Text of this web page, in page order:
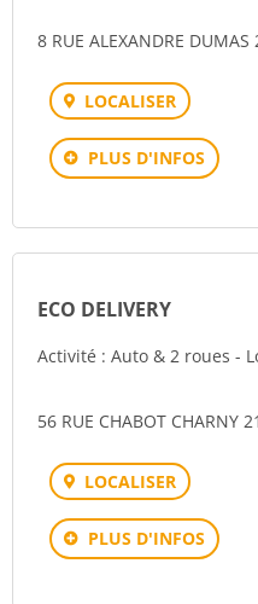
8 RUE ALEXANDRE DUMAS
LOCALISER
PLUS D'INFOS
ECO DELIVERY
Activité : Auto & 2 roues -
56 RUE CHABOT CHARNY
LOCALISER
PLUS D'INFOS